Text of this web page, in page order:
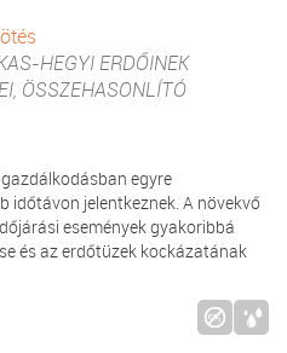
HEGYI ERDŐINEK
ÖSSZEHASONLÍTÓ
egyre
időtávon jelentkeznek. A növekvő
események gyakoribbá
és az erdőtüzek kockázatának